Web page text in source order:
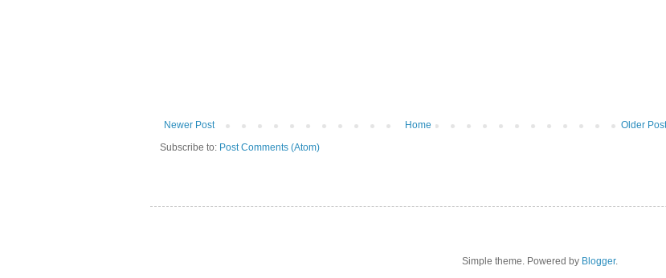
Newer Post Older Post
Home
Subscribe to: Post Comments (Atom)
Simple theme. Powered by Blogger.